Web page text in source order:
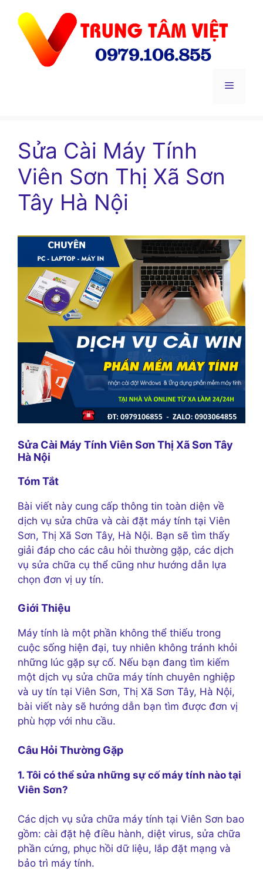
Menu
Sửa Cài Máy Tính
Viên Sơn Thị Xã Sơn
Tây Hà Nội
Sửa Cài Máy Tính Viên Sơn Thị Xã Sơn Tây
Hà Nội
Tóm Tắt
Bài viết này cung cấp thông tin toàn diện về
dịch vụ sửa chữa và cài đặt máy tính tại Viên
Sơn, Thị Xã Sơn Tây, Hà Nội. Bạn sẽ tìm thấy
giải đáp cho các câu hỏi thường gặp, các dịch
vụ sửa chữa cụ thể cũng như hướng dẫn lựa
chọn đơn vị uy tín.
Giới Thiệu
Máy tính là một phần không thể thiếu trong
cuộc sống hiện đại, tuy nhiên không tránh khỏi
những lúc gặp sự cố. Nếu bạn đang tìm kiếm
một dịch vụ sửa chữa máy tính chuyên nghiệp
và uy tín tại Viên Sơn, Thị Xã Sơn Tây, Hà Nội,
bài viết này sẽ hướng dẫn bạn tìm được đơn vị
phù hợp với nhu cầu.
Câu Hỏi Thường Gặp
1. Tôi có thể sửa những sự cố máy tính nào tại
Viên Sơn?
Các dịch vụ sửa chữa máy tính tại Viên Sơn bao
gồm: cài đặt hệ điều hành, diệt virus, sửa chữa
phần cứng, phục hồi dữ liệu, lắp đặt mạng và
bảo trì máy tính.